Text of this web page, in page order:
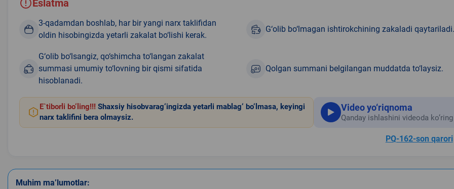
Eslatma
3-qadamdan boshlab, har bir yangi narx taklifidan
oldin hisobingizda yetarli zakalat bo‘lishi kerak.
G‘olib bo‘lmagan ishtirokchining zakaladi qaytariladi.
G‘olib bo‘lsangiz, qo‘shimcha to‘langan zakalat
summasi umumiy to‘lovning bir qismi sifatida
hisoblanadi.
Qolgan summani belgilangan muddatda to‘laysiz.
E`tiborli bo‘ling!!! Shaxsiy hisobvarag‘ingizda yetarli mablag‘ bo‘lmasa, keyingi
narx taklifini bera olmaysiz.
Video yo‘riqnoma
Qanday ishlashini videoda ko‘ring
PQ-162-son qarori
Muhim ma’lumotlar: